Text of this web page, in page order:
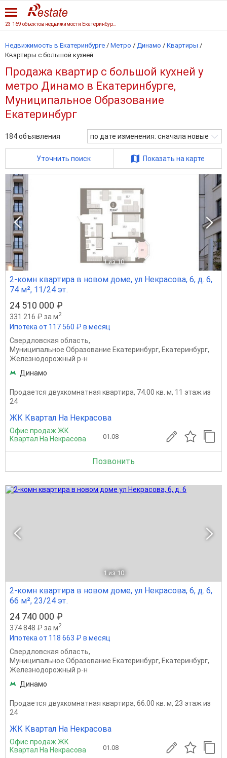
Недвижимость в Екатеринбурге / Метро / Динамо / Квартиры /
Квартиры с большой кухней
Продажа квартир с большой кухней у
метро Динамо в Екатеринбурге,
Муниципальное Образование
Екатеринбург
184объявления по дате изменения: сначала новые
Уточнить поиск Показать на карте
1 из 10
2-комн квартира в новом доме, ул Некрасова, 6, д. 6,
74 м², 11/24 эт.
24 510 000 ₽
331 216 ₽ за м2
Ипотека от 117 560 ₽ в месяц
Свердловская область,
Муниципальное Образование Екатеринбург, Екатеринбург,
Железнодорожный р-н
Динамо
Продается двухкомнатная квартира, 74.00 кв. м, 11 этаж из
24
ЖК Квартал На Некрасова
Офис продаж ЖК
Квартал На Некрасова
01.08
Позвонить
1 из 10
2-комн квартира в новом доме, ул Некрасова, 6, д. 6,
66 м², 23/24 эт.
24 740 000 ₽
374 848 ₽ за м2
Ипотека от 118 663 ₽ в месяц
Свердловская область,
Муниципальное Образование Екатеринбург, Екатеринбург,
Железнодорожный р-н
Динамо
Продается двухкомнатная квартира, 66.00 кв. м, 23 этаж из
24
ЖК Квартал На Некрасова
Офис продаж ЖК
Квартал На Некрасова
01.08